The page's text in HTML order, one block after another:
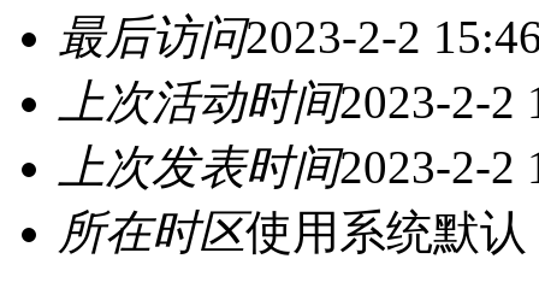
最后访问2023-2-2
上次活动时间2023-2-2
上次发表时间2023-2-2
所在时区使用系统默认